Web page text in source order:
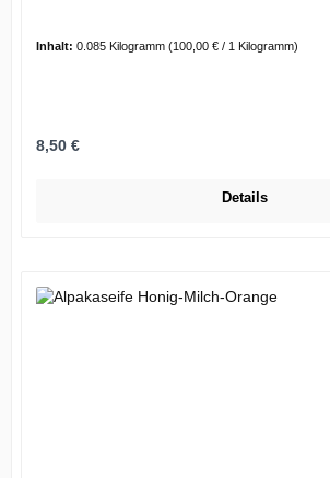
Inhalt: 0.085 Kilogramm (100,00 € / 1 Kilogramm)
Regulärer Preis:
8,50 €
Details